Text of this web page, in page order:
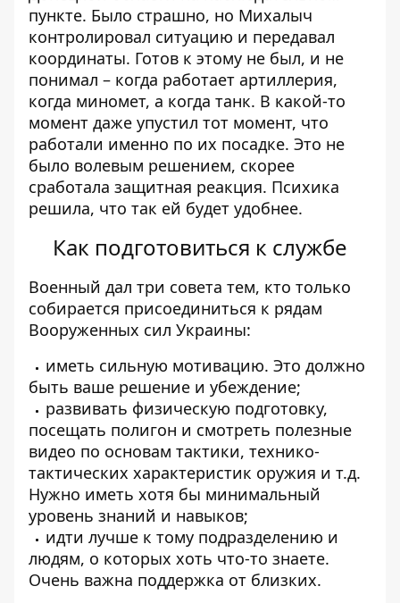
пункте. Было страшно, но Михалыч
контролировал ситуацию и передавал
координаты. Готов к этому не был, и не
понимал – когда работает артиллерия,
когда миномет, а когда танк. В какой-то
момент даже упустил тот момент, что
работали именно по их посадке. Это не
было волевым решением, скорее
сработала защитная реакция. Психика
решила, что так ей будет удобнее.
Как подготовиться к службе
Военный дал три совета тем, кто только
собирается присоединиться к рядам
Вооруженных сил Украины:
иметь сильную мотивацию. Это должно
быть ваше решение и убеждение;
развивать физическую подготовку,
посещать полигон и смотреть полезные
видео по основам тактики, технико-
тактических характеристик оружия и т.д.
Нужно иметь хотя бы минимальный
уровень знаний и навыков;
идти лучше к тому подразделению и
людям, о которых хоть что-то знаете.
Очень важна поддержка от близких.